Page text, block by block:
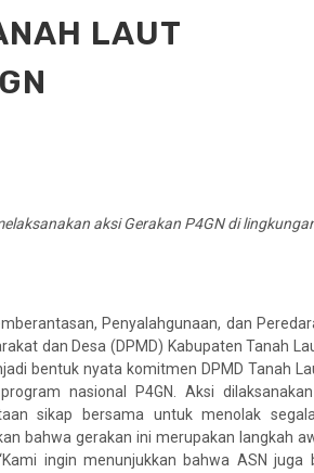
LAUT
aksi Gerakan P4GN di
Penyalahgunaan, dan
dan Desa (DPMD) Kabupaten Tanah
bentuk nyata komitmen DPMD Tanah
nasional P4GN. Aksi
sikap bersama untuk menolak
bahwa gerakan ini merupakan langkah
ingin menunjukkan bahwa ASN juga